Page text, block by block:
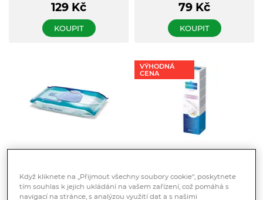
129 Kč
KOUPIT
79 Kč
KOUPIT
vlhčené ubrousky 48 ks
Vlhčené ubrousky TENA Wet
Wipes s formulí 3-v-1 jsou
VÝHODNÁ
CENA
krém 50 ml
Whitening krém pro bělení
intimních partií.
Když kliknete na „Přijmout všechny soubory cookie“, poskytnete
tím souhlas k jejich ukládání na vašem zařízení, což pomáhá s
navigací na stránce, s analýzou využití dat a s našimi